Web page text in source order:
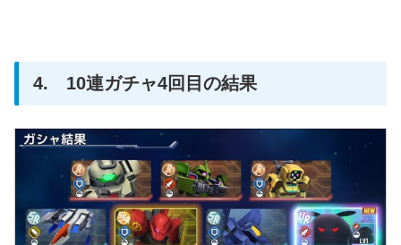
4. 10連ガチャ4回目の結果